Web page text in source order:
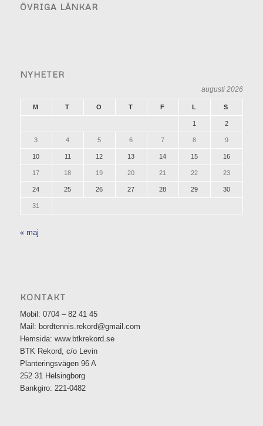
ÖVRIGA LÄNKAR
NYHETER
augusti 2026
M T O T F L S
1 2
3 4 5 6 7 8 9
10 11 12 13 14 15 16
17 18 19 20 21 22 23
24 25 26 27 28 29 30
31
« maj
KONTAKT
Mobil: 0704 – 82 41 45
Mail: bordtennis.rekord@gmail.com
Hemsida: www.btkrekord.se
BTK Rekord, c/o Levin
Planteringsvägen 96 A
252 31 Helsingborg
Bankgiro: 221-0482